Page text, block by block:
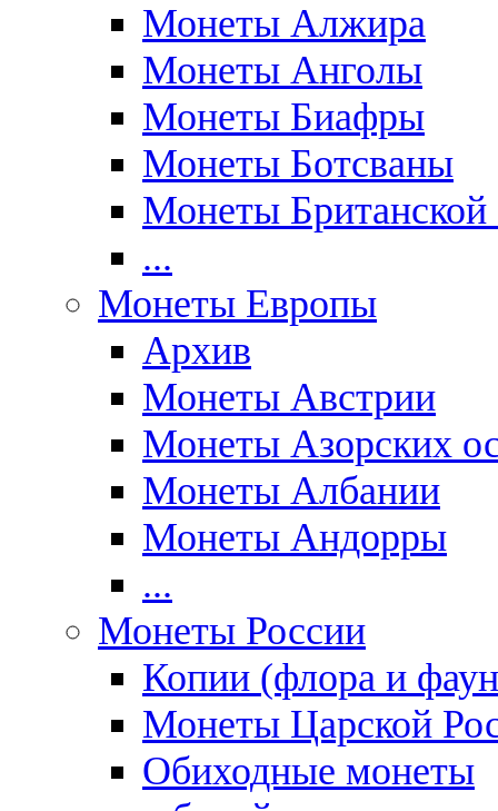
Монеты Алжира
Монеты Анголы
Монеты Биафры
Монеты Ботсваны
Монеты
...
Монеты Европы
Архив
Монеты Австрии
Монеты Азорских
Монеты Албании
Монеты Андорры
...
Монеты России
Копии (флора и
Монеты Царской
Обиходные монеты